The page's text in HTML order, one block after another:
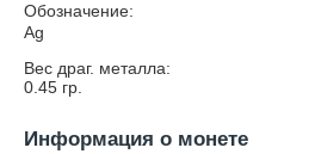
Обозначение:
Ag
Вес драг. металла:
0.45 гр.
Информация о монете